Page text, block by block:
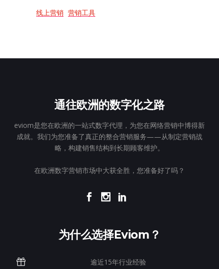
线上营销 营销工具
通往欧洲的数字化之路
eviom是您在欧洲的一站式数字代理，为您在网络营销中博得新
成就。我们为您准备了真正的整合营销服务——从制定营销战
略，构建销售结构到长期顾客维护。
在欧洲数字营销市场中大获全胜，您准备好了吗？
为什么选择eviom？
逾近15年行业经验